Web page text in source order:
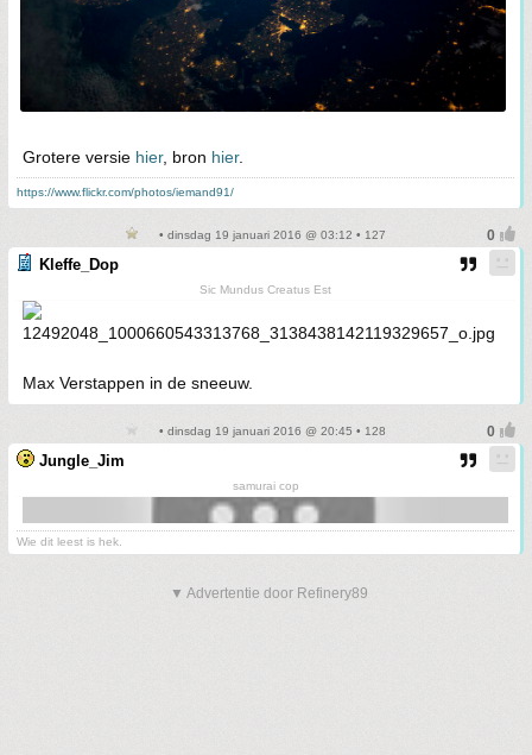
Grotere versie hier, bron hier.
https://www.flickr.com/photos/iemand91/
• dinsdag 19 januari 2016 @ 03:12 • 127
Kleffe_Dop
Sic Mundus Creatus Est
Max Verstappen in de sneeuw.
• dinsdag 19 januari 2016 @ 20:45 • 128
Jungle_Jim
samurai cop
Wie dit leest is hek.
▼ Advertentie door Refinery89